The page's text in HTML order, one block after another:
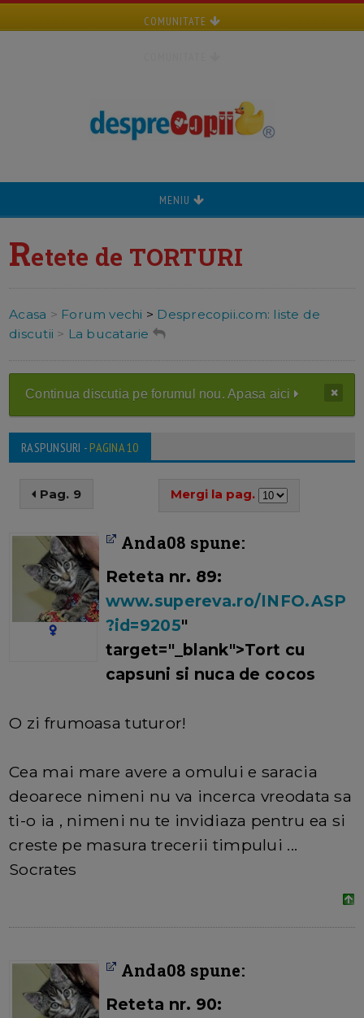
COMUNITATE
MENIU
Retete de TORTURI
Acasa > Forum vechi > Desprecopii.com: liste de
discutii > La bucatarie
Continua discutia pe forumul nou. Apasa aici
RASPUNSURI -PAGINA 10
Pag. 9 Mergi la pag.
Anda08 spune:
Reteta nr. 89:
www.supereva.ro/INFO.ASP
?id=9205"
target="_blank">Tort cu
capsuni si nuca de cocos
O zi frumoasa tuturor!
Cea mai mare avere a omului e saracia
deoarece nimeni nu va incerca vreodata sa
ti-o ia , nimeni nu te invidiaza pentru ea si
creste pe masura trecerii timpului ...
Socrates
Anda08 spune:
Reteta nr. 90: